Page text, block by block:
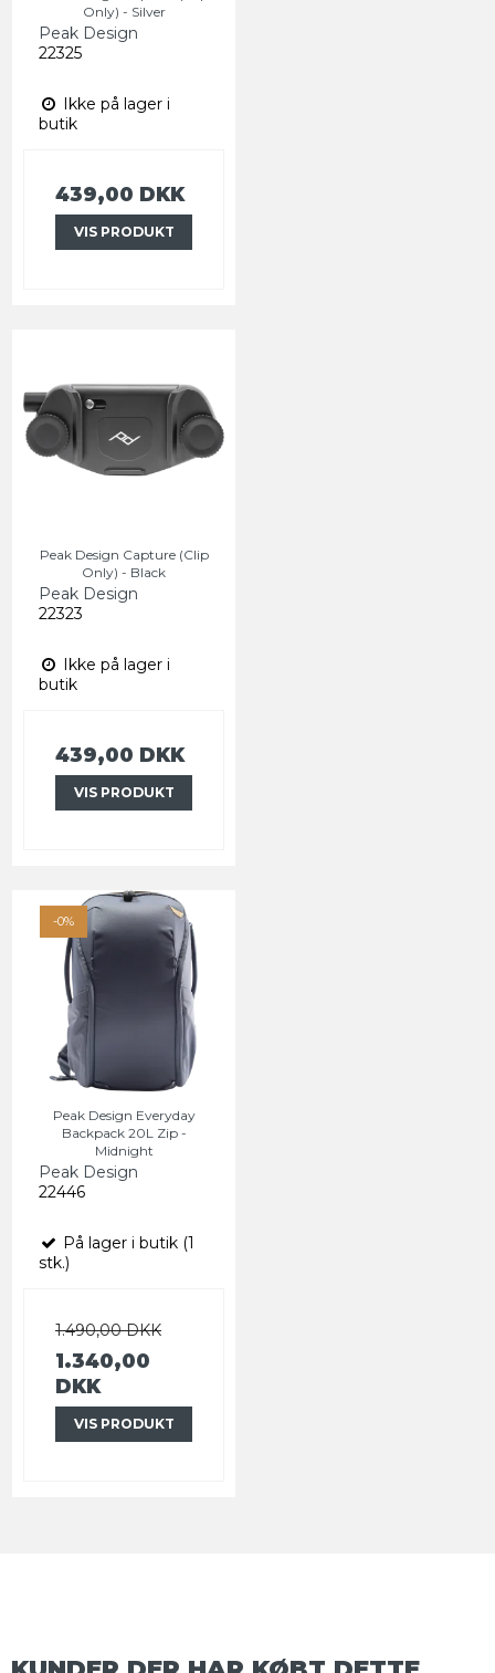
Only) - Silver
Peak Design
22325
Ikke på lager i
butik
439,00 DKK
VIS PRODUKT
Peak Design Capture (Clip
Only) - Black
Peak Design
22323
Ikke på lager i
butik
439,00 DKK
VIS PRODUKT
-0%
Peak Design Everyday
Backpack 20L Zip -
Midnight
Peak Design
22446
På lager i butik (1
stk.)
1.490,00 DKK
1.340,00
DKK
VIS PRODUKT